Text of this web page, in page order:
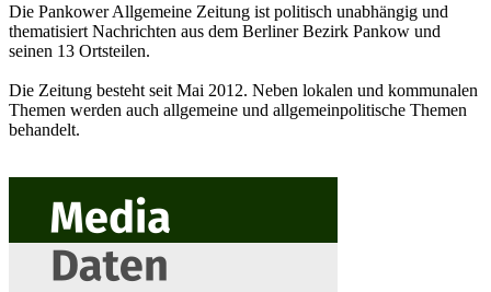
Die Pankower Allgemeine Zeitung ist politisch unabhängig und
thematisiert Nachrichten aus dem Berliner Bezirk Pankow und
seinen 13 Ortsteilen.
Die Zeitung besteht seit Mai 2012. Neben lokalen und kommunalen
Themen werden auch allgemeine und allgemeinpolitische Themen
behandelt.